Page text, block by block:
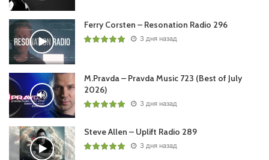
Ferry Corsten – Resonation Radio 296
3 дня назад
M.Pravda – Pravda Music 723 (Best of July
2026)
3 дня назад
Steve Allen – Uplift Radio 289
3 дня назад